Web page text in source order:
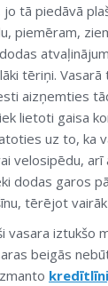
tā piedāvā
piemēram,
tēriņi.
aizņemties
lietoti gaisa
uz to, ka
velosipēdu, arī
dodas garos
tērējot
vasara iztukšo
beigās